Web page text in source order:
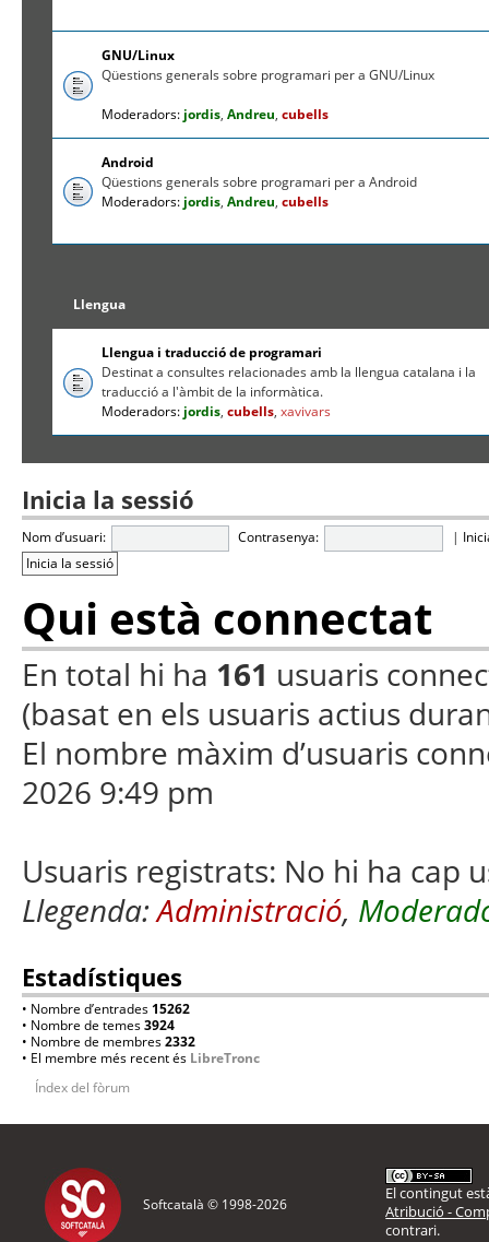
GNU/Linux
Qüestions generals sobre programari per a GNU/Linux
Moderadors: jordis,Andreu,cubells
Android
Qüestions generals sobre programari per a Android
Moderadors: jordis,Andreu,cubells
Llengua
Llengua i traducció de programari
Destinat a consultes relacionades amb la llengua catalana i la
traducció a l'àmbit de la informàtica.
Moderadors: jordis,cubells,xavivars
Inicia la sessió
Nom d’usuari: Contrasenya: |
Qui està connectat
En total hi ha 161 usuaris
(basat en els usuaris actius
El nombre màxim d’usuaris
2026 9:49 pm
Usuaris registrats: No hi ha cap
Llegenda:Administració,
Estadístiques
• Nombre d’entrades 15262
• Nombre de temes3924
• Nombre de membres2332
• El membre més recent és LibreTronc
Índex del fòrum
Softcatalà © 1998-2026
El contingut
Atribució -
contrari.